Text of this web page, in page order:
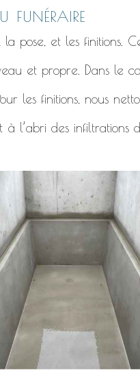
funéraire
pose, et les finitions.
et propre. Dans le
les finitions, nous
l’abri des infiltrations